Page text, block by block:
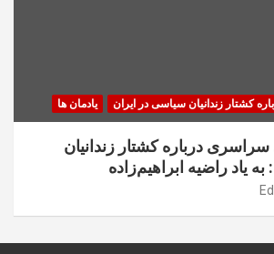
کشتار زندانیان سیاسی در ایران یادمان ها
درباره کشتار زندانیان
یاد راضیه ابراهیم‌زاده